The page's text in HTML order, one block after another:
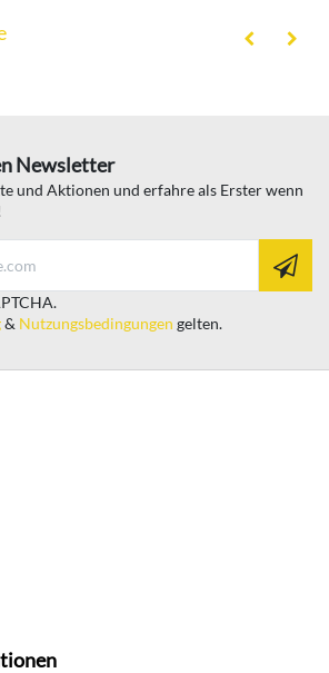
Newsletter
und Aktionen und erfahre als Erster wenn
& Nutzungsbedingungen gelten.